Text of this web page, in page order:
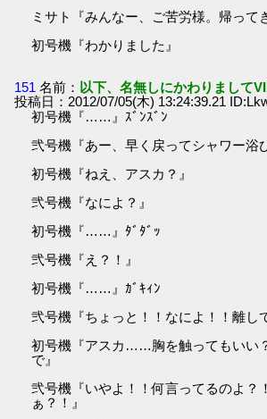
ミサト『みんなー、ご苦労様。帰って
初号機『わかりました』
151 名前： 以下、名無しにかわりまして
投稿日：2012/07/05(木) 13:24:39.21
初号機『……』ｽﾞﾝｽﾞﾝ
弐号機『あー、早く戻ってシャワー浴
初号機『ねえ、アスカ？』
弐号機『なによ？』
初号機『……』ﾀﾞﾀﾞｯ
弐号機『え？！』
初号機『……』ｶﾞｷｨﾝ
弐号機『ちょっと！！なによ！！離し
初号機『アスカ……胸を触ってもいい
で』
弐号機『いやよ！！何言ってるのよ？
ぁ？！』